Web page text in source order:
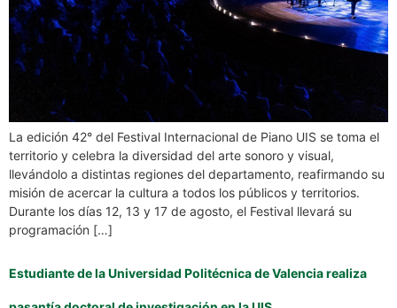
La edición 42° del Festival Internacional de Piano UIS se toma el
territorio y celebra la diversidad del arte sonoro y visual,
llevándolo a distintas regiones del departamento, reafirmando su
misión de acercar la cultura a todos los públicos y territorios.
Durante los días 12, 13 y 17 de agosto, el Festival llevará su
programación […]
Estudiante de la Universidad Politécnica de Valencia realiza